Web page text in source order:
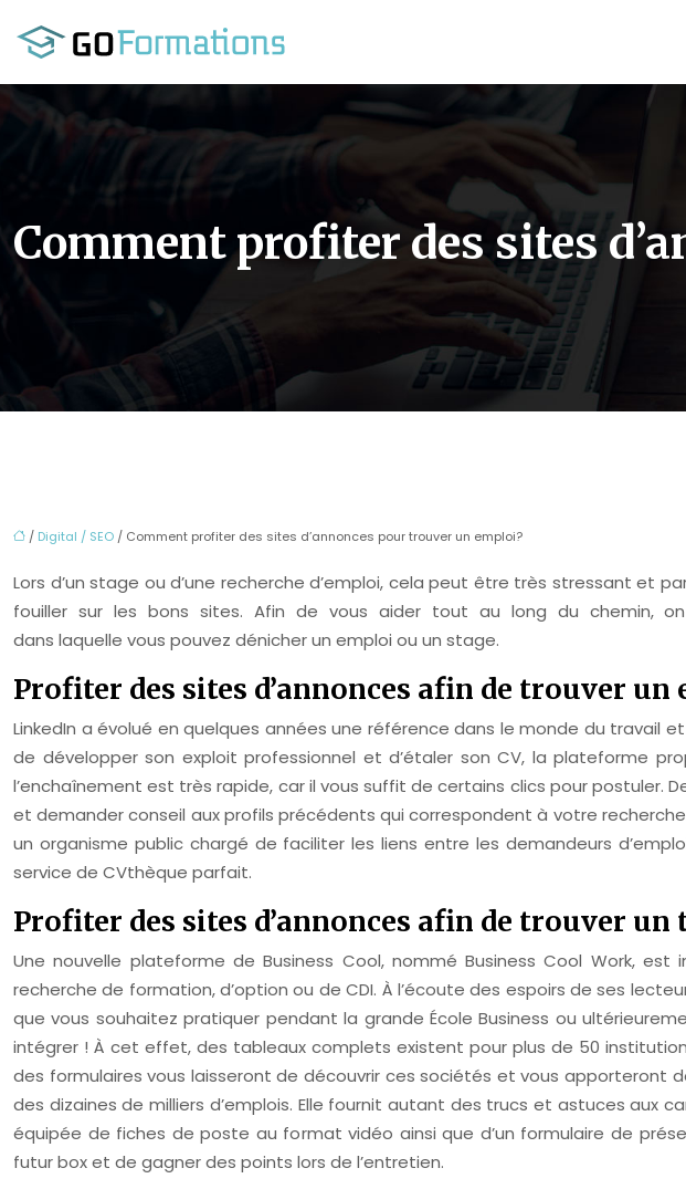
Comment profiter des sites
/ Digital / SEO / Comment profiter des sites d’annonces pour trouver un emploi?
Lors d’un stage ou d’une recherche d’emploi, cela peut être très stressant et
fouiller sur les bons sites. Afin de vous aider tout au long du chemin,
dans laquelle vous pouvez dénicher un emploi ou un stage.
Profiter des sites d’annonces afin de trouver
LinkedIn a évolué en quelques années une référence dans le monde du travail
de développer son exploit professionnel et d’étaler son CV, la plateforme
l’enchaînement est très rapide, car il vous suffit de certains clics pour postuler.
et demander conseil aux profils précédents qui correspondent à votre
un organisme public chargé de faciliter les liens entre les demandeurs
service de CVthèque parfait.
Profiter des sites d’annonces afin de trouver
Une nouvelle plateforme de Business Cool, nommé Business Cool Work,
recherche de formation, d’option ou de CDI. À l’écoute des espoirs de ses
que vous souhaitez pratiquer pendant la grande École Business ou
intégrer ! À cet effet, des tableaux complets existent pour plus de 50
des formulaires vous laisseront de découvrir ces sociétés et vous
des dizaines de milliers d’emplois. Elle fournit autant des trucs et astuces aux
équipée de fiches de poste au format vidéo ainsi que d’un formulaire de
futur box et de gagner des points lors de l’entretien.